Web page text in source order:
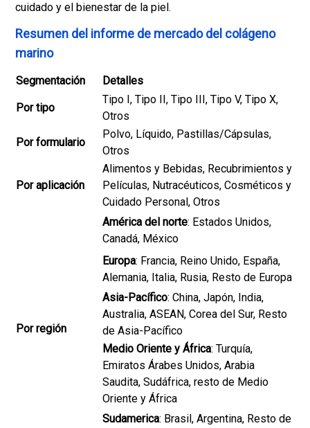
cuidado y el bienestar de la piel.
Resumen del informe de mercado del colágeno
marino
Segmentación Detalles
Por tipo
Tipo I, Tipo II, Tipo III, Tipo V, Tipo X,
Otros
Por formulario
Polvo, Líquido, Pastillas/Cápsulas,
Otros
Por aplicación
Alimentos y Bebidas, Recubrimientos y
Películas, Nutracéuticos, Cosméticos y
Cuidado Personal, Otros
Por región
América del norte: Estados Unidos,
Canadá, México
Europa: Francia, Reino Unido, España,
Alemania, Italia, Rusia, Resto de Europa
Asia-Pacífico: China, Japón, India,
Australia, ASEAN, Corea del Sur, Resto
de Asia-Pacífico
Medio Oriente y África: Turquía,
Emiratos Árabes Unidos, Arabia
Saudita, Sudáfrica, resto de Medio
Oriente y África
Sudamerica: Brasil, Argentina, Resto de